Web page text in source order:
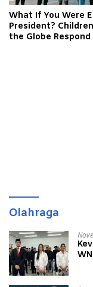
What If You Were
President?
the Globe Respond
Olahraga